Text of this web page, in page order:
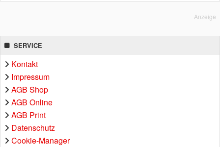
Anzeige
SERVICE
Kontakt
Impressum
AGB Shop
AGB Online
AGB Print
Datenschutz
Cookie-Manager